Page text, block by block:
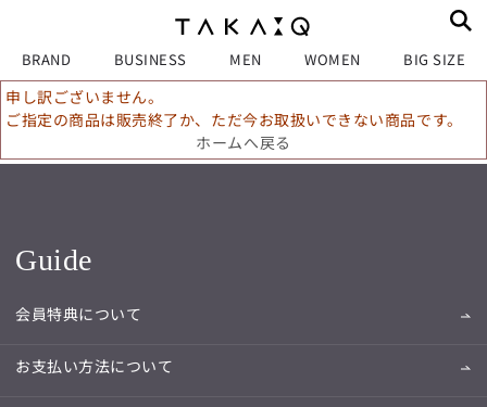
BRAND BUSINESS MEN WOMEN BIG SIZE
申し訳ございません。
ご指定の商品は販売終了か、ただ今お取扱いできない商品です。
ホームへ戻る
Guide
会員特典について
お支払い方法について